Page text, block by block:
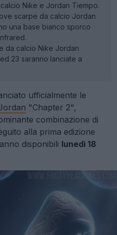
Nike e Jordan Tiempo.
scarpe da calcio Jordan
una base bianco sporco
da calcio Nike Jordan
23 saranno lanciate a
ufficialmente le
"Chapter 2",
combinazione di
alla prima edizione
disponibili lunedì 18